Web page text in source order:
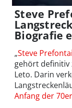
Steve
Biografie
„Steve
gehört definitiv
Leto. Darin
Anfang der